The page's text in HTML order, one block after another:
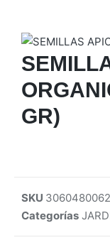
GR)
SKU
Categorías